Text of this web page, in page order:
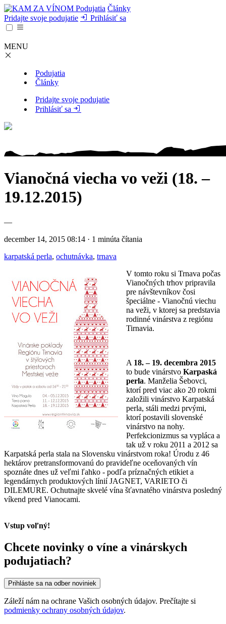
Podujatia Články
Pridajte svoje podujatie
Prihlásiť sa
MENU
Podujatia
Články
Pridajte svoje podujatie
Prihlásiť sa
Vianočná viecha vo veži (18. –
19.12.2015)
—
december 14, 2015 08:14 · 1 minúta čítania
karpatská perla, ochutnávka, trnava
V tomto roku si Trnava počas
Vianočných trhov pripravila
pre návštevníkov čosi
špeciálne - Vianočnú viechu
na veži, v ktorej sa predstavia
rodinné vinárstva z regiónu
Tirnavia.
A 18. – 19. decembra 2015
to bude vinárstvo Karpaská
perla. Manželia Šebovci,
ktorí pred viac ako 20 rokmi
založili vinárstvo Karpatská
perla, stáli medzi prvými,
ktorí postavili slovenské
vinárstvo na nohy.
Perfekcionizmus sa vypláca a
tak už v roku 2011 a 2012 sa
Karpatská perla stala na Slovensku vinárstvom roka! Úrodu z 46
hektárov pretransformovanú do pravideľne oceňovaných vín
spoznáte dnes už veľmi ľahko - podľa príznačných etikiet a
legendárnych produktových línií JAGNET, VARIETO či
DILEMURE. Ochutnajte skvelé vína šťavnatého vinárstva posledný
víkend pred Vianocami.
Vstup voľný!
Chcete novinky o víne a vinárskych
podujatiach?
Prihláste sa na odber noviniek
Záleží nám na ochrane Vašich osobných údajov. Prečítajte si
podmienky ochrany osobných údajov.